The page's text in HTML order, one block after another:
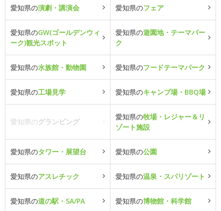
愛知県の演劇・講演会 愛知県のフェア
愛知県のGW(ゴールデンウィ
ーク)観光スポット
愛知県の遊園地・テーマパー
ク
愛知県の水族館・動物園 愛知県のフードテーマパーク
愛知県の工場見学 愛知県のキャンプ場・BBQ場
愛知県のグランピング
愛知県の牧場・レジャー＆リ
ゾート施設
愛知県のタワー・展望台 愛知県の公園
愛知県のアスレチック 愛知県の温泉・スパリゾート
愛知県の道の駅・SA/PA 愛知県の博物館・科学館